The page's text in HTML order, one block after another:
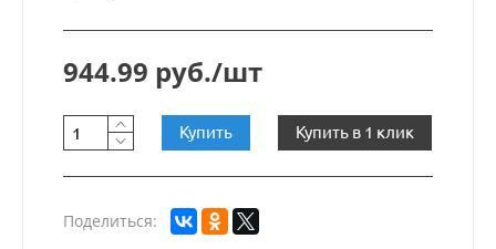
944.99 руб./шт
Купить Купить в 1 клик
Поделиться: